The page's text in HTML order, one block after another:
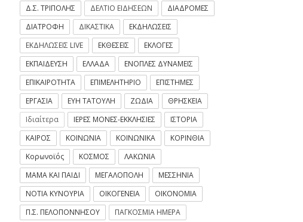
Δ.Σ. ΤΡΙΠΟΛΗΣ
ΔΕΛΤΙΟ ΕΙΔΗΣΕΩΝ
ΔΙΑΔΡΟΜΕΣ
ΔΙΑΤΡΟΦΗ
ΔΙΚΑΣΤΙΚΑ
ΕΚΔΗΛΩΣΕΙΣ
ΕΚΔΗΛΩΣΕΙΣ LIVE
ΕΚΘΕΣΕΙΣ
ΕΚΛΟΓΕΣ
ΕΚΠΑΙΔΕΥΣΗ
ΕΛΛΑΔΑ
ΕΝΟΠΛΕΣ ΔΥΝΑΜΕΙΣ
ΕΠΙΚΑΙΡΟΤΗΤΑ
ΕΠΙΜΕΛΗΤΗΡΙΟ
ΕΠΙΣΤΗΜΕΣ
ΕΡΓΑΣΙΑ
ΕΥΗ ΤΑΤΟΥΛΗ ΖΩΔΙΑ
ΘΡΗΣΚΕΙΑ
Ιδιαίτερα
ΙΕΡΕΣ ΜΟΝΕΣ-ΕΚΚΛΗΣΙΕΣ
ΙΣΤΟΡΙΑ
ΚΑΙΡΟΣ
ΚΟΙΝΩΝΙΑ ΚΟΙΝΩΝΙΚΑ
ΚΟΡΙΝΘΙΑ
Κορωνοϊός
ΚΟΣΜΟΣ
ΛΑΚΩΝΙΑ
ΜΑΜΑ ΚΑΙ ΠΑΙΔΙ
ΜΕΓΑΛΟΠΟΛΗ
ΜΕΣΣΗΝΙΑ
ΝΟΤΙΑ ΚΥΝΟΥΡΙΑ
ΟΙΚΟΓΕΝΕΙΑ
ΟΙΚΟΝΟΜΙΑ
Π.Σ. ΠΕΛΟΠΟΝΝΗΣΟΥ
ΠΑΓΚΟΣΜΙΑ ΗΜΕΡΑ